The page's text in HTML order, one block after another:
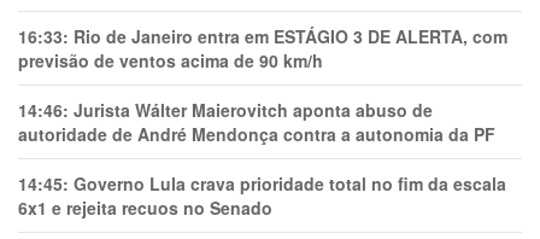
16:33: Rio de Janeiro entra em ESTÁGIO 3 DE ALERTA, com
previsão de ventos acima de 90 km/h
14:46: Jurista Wálter Maierovitch aponta abuso de
autoridade de André Mendonça contra a autonomia da PF
14:45: Governo Lula crava prioridade total no fim da escala
6x1 e rejeita recuos no Senado